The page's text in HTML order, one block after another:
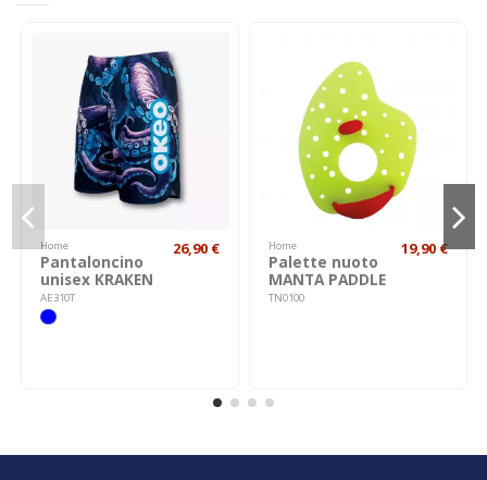
Home
Pantaloncino
unisex KRAKEN
AE310T
26,90 € Home
Palette nuoto
MANTA PADDLE
TN0100
19,90 €